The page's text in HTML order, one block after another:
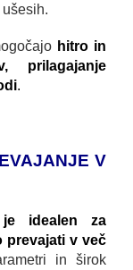
hitro in
prilagajanje
.
V
je idealen za
prevajati v več
in širok